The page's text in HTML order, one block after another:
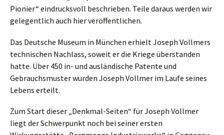
Pionier“ eindrucksvoll beschrieben. Teile daraus werden wir
gelegentlich auch hier veröffentlichen.
Das Deutsche Museum in München erhielt Joseph Vollmers
technischen Nachlass, soweit er die Kriege überstanden
hatte. Über 450 in- und ausländische Patente und
Gebrauchsmuster wurden Joseph Vollmer im Laufe seines
Lebens erteilt.
Zum Start dieser „Denkmal-Seiten“ für Joseph Vollmer
liegt der Schwerpunkt noch bei seiner ersten